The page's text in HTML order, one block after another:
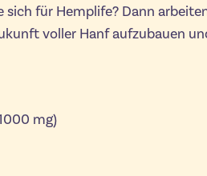
für Hemplife? Dann
voller Hanf aufzubauen
mg)